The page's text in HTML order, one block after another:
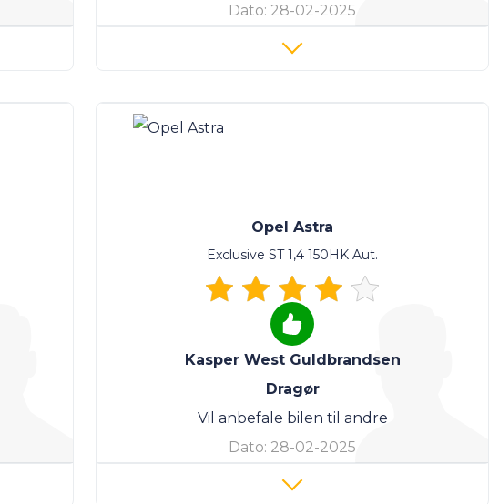
Dato: 28-02-2025
Opel Astra
Exclusive ST 1,4 150HK Aut.
Kasper West Guldbrandsen
Dragør
Vil anbefale bilen til andre
Dato: 28-02-2025